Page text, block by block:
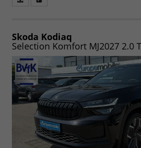
speichern/drucken
Skoda Kodiaq
Selection Komfort MJ2027 2.0